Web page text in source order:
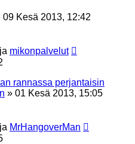
09 Kesä 2013, 12:42
mikonpalvelut
rannassa perjantaisin
» 01 Kesä 2013, 15:05
MrHangoverMan